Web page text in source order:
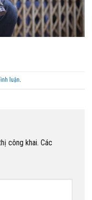
luận.
công khai. Các